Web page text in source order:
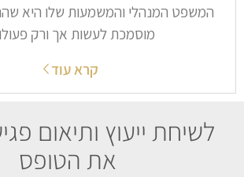
המשפט המנהלי והמשמעות שלו היא
מוסמכת לעשות אך ורק
קרא עוד
לשיחת ייעוץ ותיאום
את הטופס